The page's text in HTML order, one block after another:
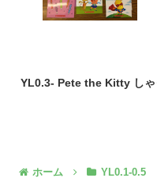
YL0.3- Pete the Kitty しゃ
ホーム YL0.1-0.5